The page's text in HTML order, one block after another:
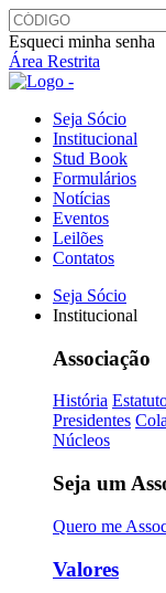
Esqueci minha senha
Área Restrita
Seja Sócio
Institucional
Stud Book
Formulários
Notícias
Eventos
Leilões
Contatos
Seja Sócio
Institucional
Associação
História
Presidentes
Núcleos
Seja um
Quero me
Valores